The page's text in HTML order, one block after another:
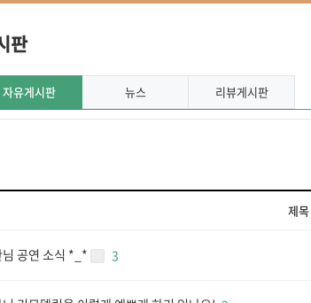
판
자유게시판 뉴스 리뷰게시판
제목
님 공연 소식 *_* 3